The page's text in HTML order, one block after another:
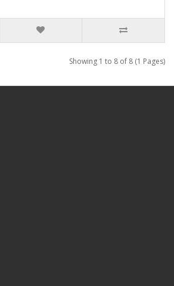
Showing 1 to 8 of 8 (1 Pages)